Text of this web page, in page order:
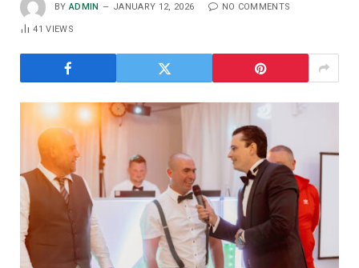
BY ADMIN JANUARY 12, 2026 NO COMMENTS
41VIEWS